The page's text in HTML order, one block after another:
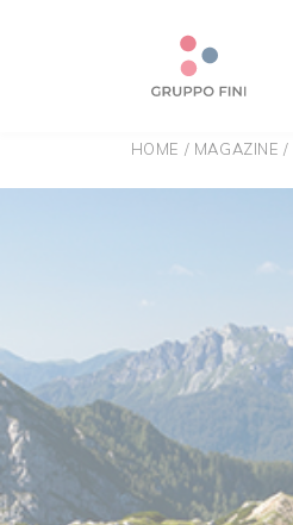
HOME / MAGAZINE /